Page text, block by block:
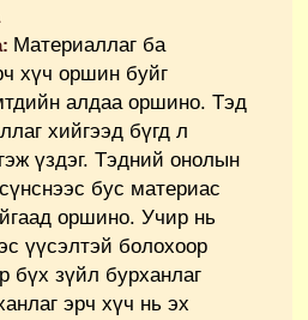
Материаллаг ба
хүч оршин буйг
алдаа оршино. Тэд
хийгээд бүгд л
үздэг. Тэдний онолын
бус материас
оршино. Учир нь
үүсэлтэй болохоор
бүх зүйл бурханлаг
эрч хүч нь эх